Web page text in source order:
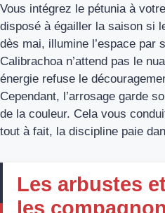
Vous intégrez le pétunia à
disposé à égailler la saison si
dès mai, illumine l’espace par
Calibrachoa n’attend pas le
énergie refuse le
Cependant, l’arrosage garde
de la couleur. Cela vous
tout à fait, la discipline paie
Les arbustes
les